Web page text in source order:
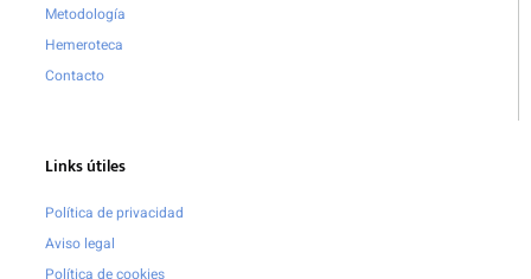
Metodología
Hemeroteca
Contacto
Links útiles
Política de privacidad
Aviso legal
Política de cookies